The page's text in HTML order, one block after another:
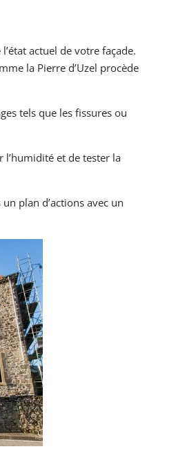
actuel de votre façade.
la Pierre d’Uzel procède
tels que les fissures ou
l’humidité et de tester la
plan d’actions avec un